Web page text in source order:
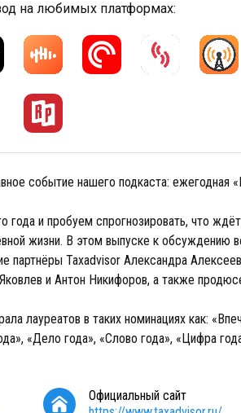
на любимых платформах:
событие нашего подкаста: ежегодная
и пробуем спрогнозировать, что
жизни. В этом выпуске к обсуждению
партнёры Taxadvisor Александра
и Антон Никифоров, а также
лауреатов в таких номинациях как:
«Дело года», «Слово года», «Цифра
Официальный сайт